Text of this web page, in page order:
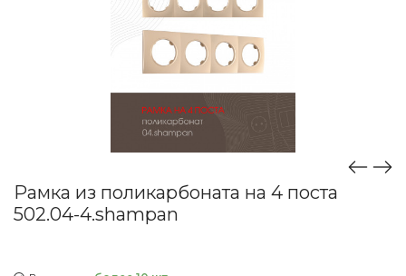
Рамка из поликарбоната на 4 поста
502.04-4.shampan